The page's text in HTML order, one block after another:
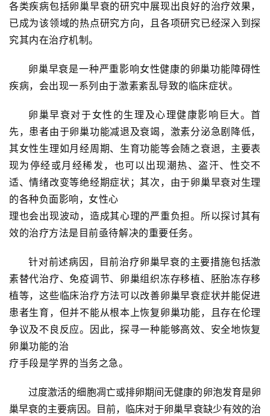
各类疾病包括卵巢早衰的研究中展现出良好的治疗效果，
已成为该领域的热点研究方向，且各项研究已经深入到探
究其内在治疗机制。
卵巢早衰是一种严重影响女性健康的卵巢功能障碍性
疾病，会出现一系列由于激素紊乱导致的临床症状。
卵巢早衰对于女性的生理及心理健康影响巨大。首
先，患者由于卵巢功能减退及衰竭，激素分泌急剧降低，
其女性生理如月经周期、生育功能等会随之衰退，主要表
现为停经或月经稀发，也可以出现潮热、盗汗、性交不
适、情绪改变等绝经期症状；其次，由于卵巢早衰对生理
的各种负面影响，女性心
理也会出现波动，造成其心理的严重负担。所以探讨其有
效的治疗方法是目前亟待解决的重要任务。
针对前述病因，目前治疗卵巢早衰的主要措施包括激
素替代治疗、免疫调节、卵巢组织冻存移植、胚胎冻存移
植等，这些临床治疗方法可以改善卵巢早衰症状并能促进
患者生育，但并不能从根本上恢复卵巢功能，且存在伦理
争议及不良反应。因此，探寻一种能够高效、安全地恢复
卵巢功能的治
疗手段是学界的当务之急。
过度激活的细胞凋亡或排卵期间无健康的卵泡发育是卵
巢早衰的主要病因。目前，临床对于卵巢早衰缺少有效的治